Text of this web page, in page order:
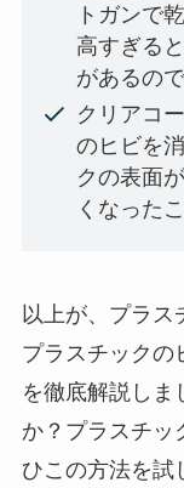
トガンで
高すぎる
があるの
クリアコ
のヒビを
クの表面
くなった
以上が、プラス
プラスチックの
を徹底解説しま
か？プラスチッ
ひこの方法を試